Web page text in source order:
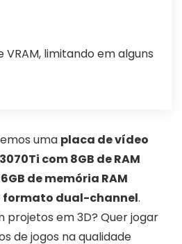
VRAM, limitando em alguns
uma placa de vídeo
com 8GB de RAM
de memória RAM
formato dual-channel.
projetos em 3D? Quer jogar
de jogos na qualidade